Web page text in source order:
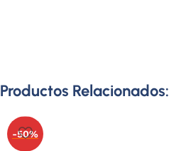
Productos Relacionados:
-50%